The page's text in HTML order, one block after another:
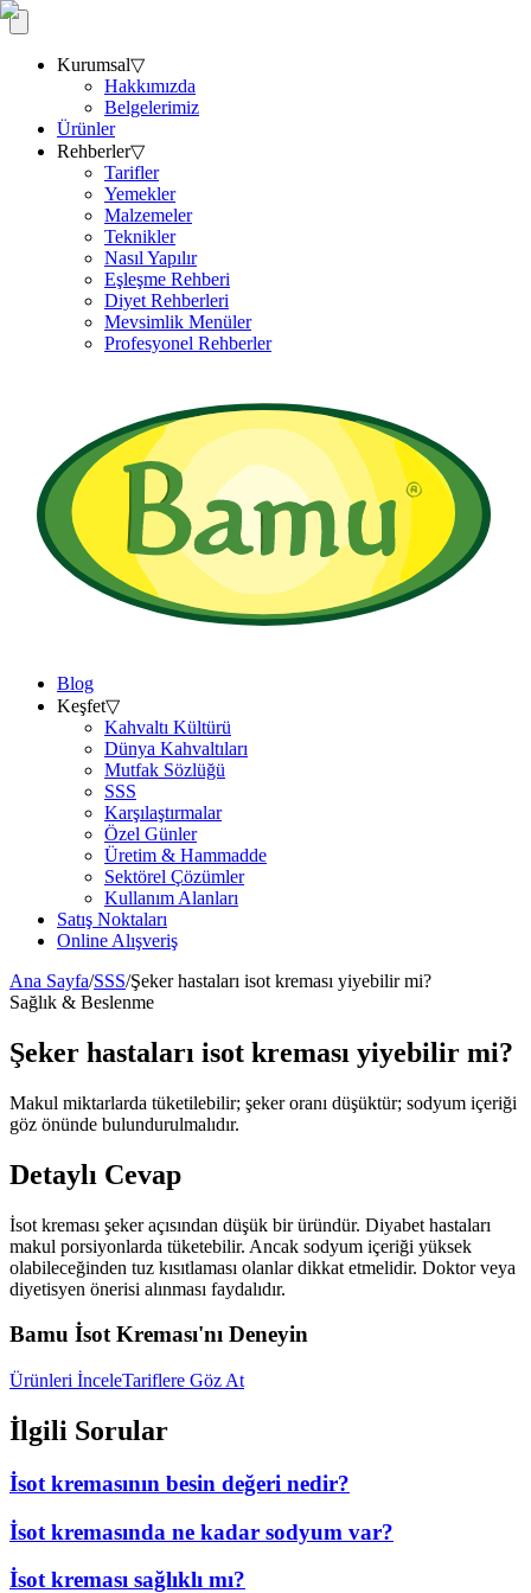
Kurumsal▽
Hakkımızda
Belgelerimiz
Ürünler
Rehberler▽
Tarifler
Yemekler
Malzemeler
Teknikler
Nasıl Yapılır
Eşleşme Rehberi
Diyet Rehberleri
Mevsimlik Menüler
Profesyonel Rehberler
Blog
Keşfet▽
Kahvaltı Kültürü
Dünya Kahvaltıları
Mutfak Sözlüğü
SSS
Karşılaştırmalar
Özel Günler
Üretim & Hammadde
Sektörel Çözümler
Kullanım Alanları
Satış Noktaları
Online Alışveriş
Ana Sayfa/SSS/Şeker hastaları isot kreması yiyebilir mi?
Sağlık & Beslenme
Şeker hastaları isot kreması yiyebilir mi?
Makul miktarlarda tüketilebilir; şeker oranı düşüktür; sodyum içeriği
göz önünde bulundurulmalıdır.
Detaylı Cevap
İsot kreması şeker açısından düşük bir üründür. Diyabet hastaları
makul porsiyonlarda tüketebilir. Ancak sodyum içeriği yüksek
olabileceğinden tuz kısıtlaması olanlar dikkat etmelidir. Doktor veya
diyetisyen önerisi alınması faydalıdır.
Bamu İsot Kreması'nı Deneyin
Ürünleri İnceleTariflere Göz At
İlgili Sorular
İsot kremasının besin değeri nedir?
İsot kremasında ne kadar sodyum var?
İsot kreması sağlıklı mı?